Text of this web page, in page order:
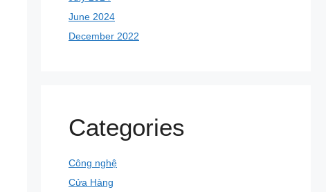
June 2024
December 2022
Categories
Công nghệ
Cửa Hàng